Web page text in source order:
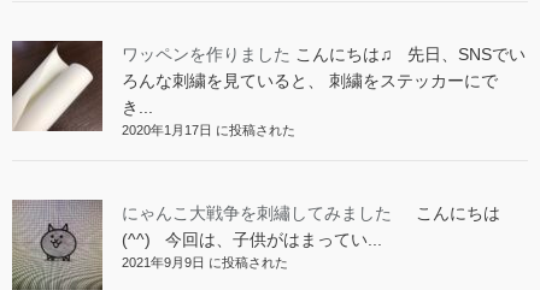
ワッペンを作りました こんにちは♫ 先日、SNSでい
ろんな刺繍を見ていると、 刺繍をステッカーにで
き...
2020年1月17日 に投稿された
にゃんこ大戦争を刺繡してみました
こんにちは
(^^) 今回は、子供がはまってい...
2021年9月9日 に投稿された